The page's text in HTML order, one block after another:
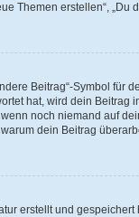
Themen erstellen“, „Du
Beitrag“-Symbol für
hat, wird dein Beitrag
noch niemand auf
dein Beitrag
erstellt und gespeichert